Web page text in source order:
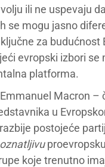
ili ne uspevaju
se mogu jasno
za budućnost
evropski izbori se
platforma.
Macron –
u
postojeće
koje trenutno